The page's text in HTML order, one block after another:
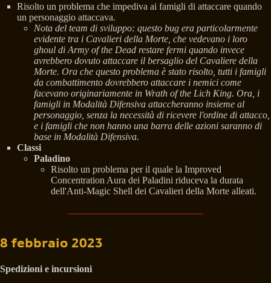
Risolto un problema che impediva ai famigli di attaccare quando
un personaggio attaccava.
Nota del team di sviluppo: questo bug era particolarmente
evidente tra i Cavalieri della Morte, che vedevano i loro
ghoul di Army of the Dead restare fermi quando invece
avrebbero dovuto attaccare il bersaglio del Cavaliere della
Morte. Ora che questo problema è stato risolto, tutti i famigli
da combattimento dovrebbero attaccare i nemici come
facevano originariamente in Wrath of the Lich King. Ora, i
famigli in Modalità Difensiva attaccheranno insieme al
personaggio, senza la necessità di ricevere l'ordine di attacco,
e i famigli che non hanno una barra delle azioni saranno di
base in Modalità Difensiva.
Classi
Paladino
Risolto un problema per il quale la Improved
Concentration Aura dei Paladini riduceva la durata
dell'Anti-Magic Shell dei Cavalieri della Morte alleati.
8 febbraio 2023
Spedizioni e incursioni